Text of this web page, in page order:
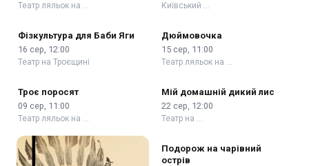
Театр ляльок на … Київський …
Фізкультура для Баби Яги
16 сер, 12:00
Театр на Троєщині
Дюймовочка
15 сер, 11:00
Театр ляльок на …
Троє поросят
09 сер, 11:00
Театр ляльок на …
Мій домашній дикий лис
22 сер, 12:00
Театр на …
Подорож на чарівний
острів